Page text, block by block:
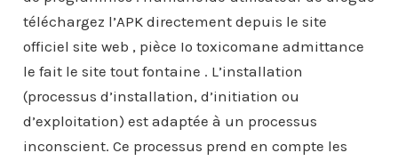
téléchargez l’APK directement depuis le site
officiel site web , pièce Io toxicomane admittance
le fait le site tout fontaine . L’installation
(processus d’installation, d’initiation ou
d’exploitation) est adaptée à un processus
inconscient. Ce processus prend en compte les